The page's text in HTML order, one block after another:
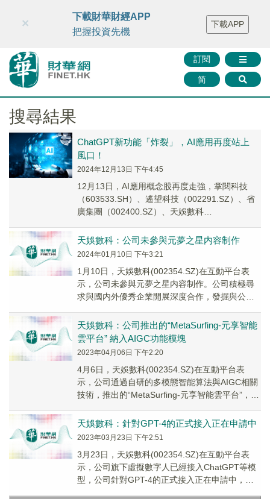
財華智庫網 FINTV FINMETA 財華證券 媒體矩陣
智庫沙龍
聯絡我們
訂閱
简
×
下載財華財經APP
把握投資先機
下載APP
搜尋結果
ChatGPT新功能「炸裂」，AI應用再度站上
風口！
2024年12月13日 下午4:45
12月13日，AI應用概念股再度走強，掌閱科技
（603533.SH）、遙望科技（002291.SZ）、省
廣集團（002400.SZ）、天娛數科
天娛數科：公司未參與元夢之星内容制作
2024年01月10日 下午3:21
1月10日，天娛數科(002354.SZ)在互動平台表
示，公司未參與元夢之星内容制作。公司積極尋
求與國内外優秀企業開展深度合作，發掘與公司
夥伴關系。
天娛數科：公司推出的“MetaSurfing-元享智能
雲平台” 納入AIGC功能模塊
2023年04月06日 下午2:20
4月6日，天娛數科(002354.SZ)在互動平台表
示，公司通過自研的多模態智能算法與AIGC相關
技術，推出的“MetaSurfing-元享智能雲平台”，納
天娛數科：針對GPT-4的正式接入正在申請中
2023年03月23日 下午2:51
3月23日，天娛數科(002354.SZ)在互動平台表
示，公司旗下虛擬數字人已經接入ChatGPT等模
型，公司針對GPT-4的正式接入正在申請中，主